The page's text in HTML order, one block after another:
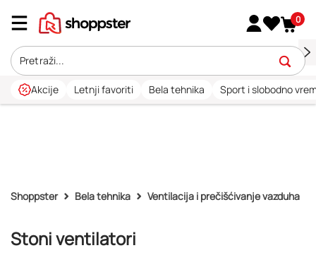
0
Akcije Letnji favoriti Bela tehnika Sport i slobodno
Shoppster Bela tehnika Ventilacija i prečišćivanje vazduha
Stoni ventilatori